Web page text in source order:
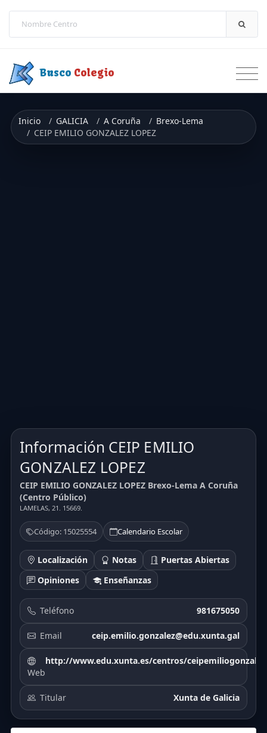
Busco Colegio
Inicio GALICIA A Coruña
Brexo-Lema
CEIP EMILIO GONZALEZ LOPEZ
Información CEIP EMILIO
GONZALEZ LOPEZ
CEIP EMILIO GONZALEZ LOPEZ Brexo-Lema A Coruña
(Centro Público)
LAMELAS, 21. 15669.
Código: 15025554 Calendario Escolar
Localización Notas
Puertas Abiertas
Opiniones
Enseñanzas
Teléfono 981675050
Email ceip.emilio.gonzalez@edu.xunta.gal
Web
http://www.edu.xunta.es/centros/
Titular Xunta de Galicia